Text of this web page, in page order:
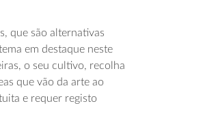
que são alternativas
em destaque neste
o seu cultivo, recolha
que vão da arte ao
e requer registo